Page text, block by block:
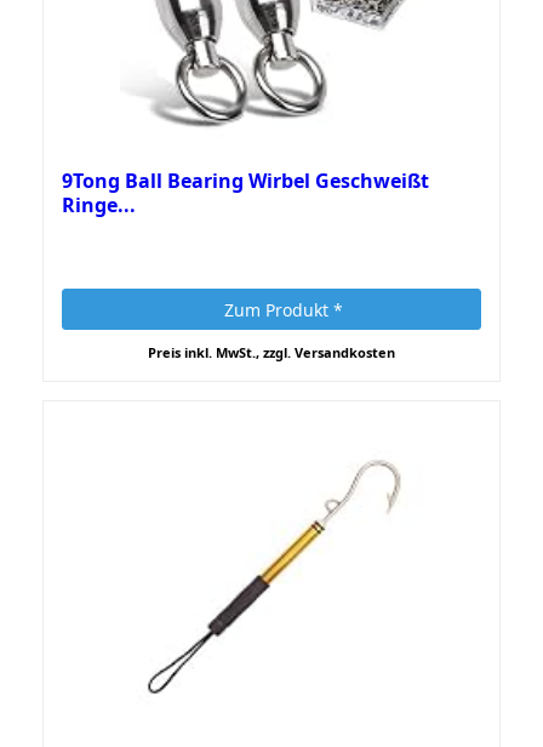
9Tong Ball Bearing Wirbel Geschweißt
Ringe...
Zum Produkt *
Preis inkl. MwSt., zzgl. Versandkosten